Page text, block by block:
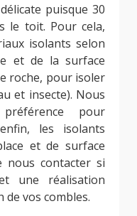
puisque 30
le toit. Pour cela,
isolants selon
et de la surface
roche, pour isoler
et insecte). Nous
pour
les isolants
et de surface
nous contacter si
une réalisation
de vos combles.